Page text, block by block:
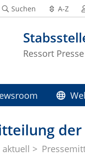
Ressort Presse
Suchen A-Z
aktuell